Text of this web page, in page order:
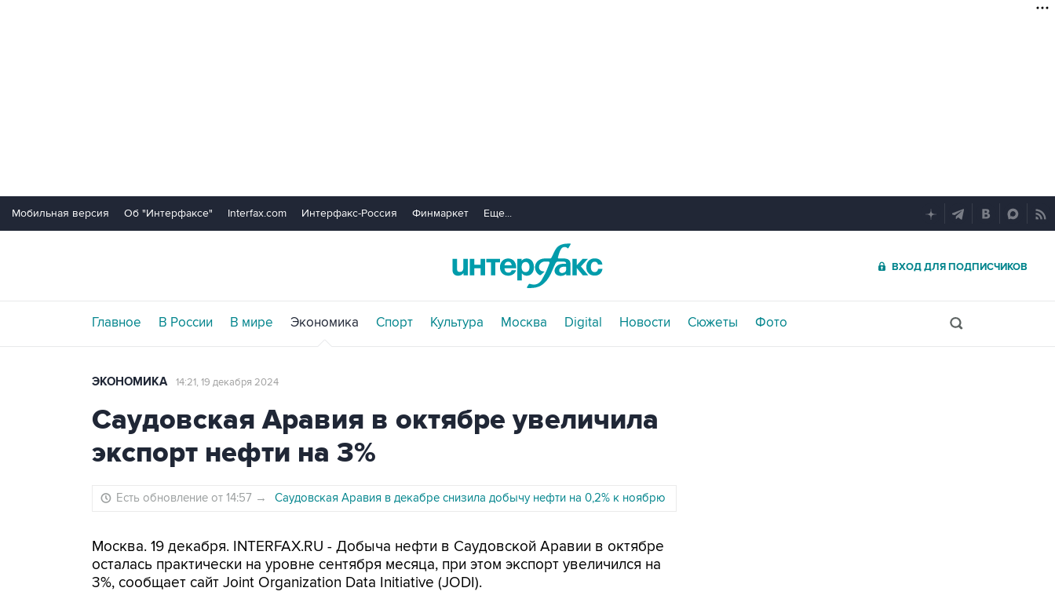
Мобильная версия Об "Интерфаксе" Interfax.com Интерфакс-Россия Финмаркет Еще...
ВХОД ДЛЯ ПОДПИСЧИКОВ
Главное В России В мире Экономика Спорт Культура Москва Digital Новости Сюжеты Фото
ЭКОНОМИКА 14:21, 19 декабря 2024
Саудовская Аравия в октябре увеличила
экспорт нефти на 3%
Есть обновление от 14:57 → Саудовская Аравия в декабре снизила добычу нефти на 0,2% к ноябрю
Москва. 19 декабря. INTERFAX.RU - Добыча нефти в Саудовской Аравии в октябре
осталась практически на уровне сентября месяца, при этом экспорт увеличился на
3%, сообщает сайт Joint Organization Data Initiative (JODI).